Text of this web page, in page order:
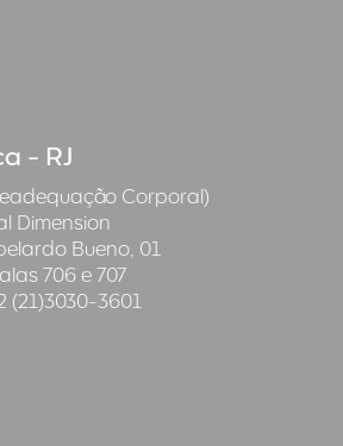
- RJ
Corporal)
Dimension
Bueno, 01
706 e 707
(21)3030-3601